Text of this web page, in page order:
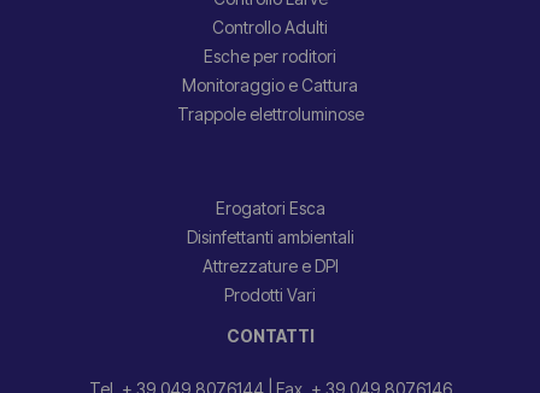
Controllo Adulti
Esche per roditori
Monitoraggio e Cattura
Trappole elettroluminose
Erogatori Esca
Disinfettanti ambientali
Attrezzature e DPI
Prodotti Vari
CONTATTI
Tel. + 39.049.8076144| Fax. + 39.049.8076146